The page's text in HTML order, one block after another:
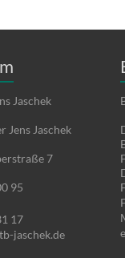
Jaschek
Jens Jaschek
7
95
17
jaschek.de